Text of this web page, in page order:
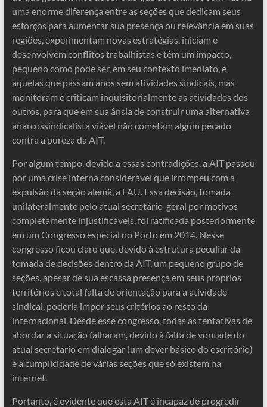
uma enorme diferença entre as seções que dedicam seus
esforços para aumentar sua presença ou relevância em suas
regiões, experimentam novas estratégias, iniciam e
desenvolvem conflitos trabalhistas e têm um impacto,
pequeno como pode ser, em seu contexto imediato, e
aquelas que passam anos sem atividades sindicais, mas
monitoram e criticam inquisitorialmente as atividades dos
outros, para que em sua ânsia de construir uma alternativa
anarcossindicalista viável não cometam algum pecado
contra a pureza da AIT.
Por algum tempo, devido a essas contradições, a AIT passou
por uma crise interna considerável que irrompeu com a
expulsão da seção alemã, a FAU. Essa decisão, tomada
unilateralmente pelo atual secretário-geral por motivos
completamente injustificáveis, foi ratificada posteriormente
em um Congresso especial no Porto em 2014. Nesse
congresso ficou claro que, devido à estrutura peculiar da
tomada de decisões dentro da AIT, um pequeno grupo de
seções, apesar de sua escassa presença em seus próprios
territórios e total falta de orientação para a atividade
sindical, poderia impor seus critérios ao resto da
internacional. Desde esse congresso, todas as tentativas de
abordar a situação falharam, devido à falta de vontade do
atual secretário em dialogar (um dever básico do escritório)
e à cumplicidade de várias seções que só existem na
internet.
Portanto, é evidente que esta AIT é incapaz de progredir